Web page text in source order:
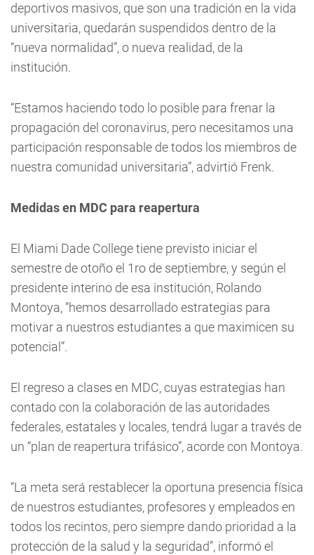
deportivos masivos, que son una tradición en la vida
universitaria, quedarán suspendidos dentro de la
“nueva normalidad”, o nueva realidad, de la
institución.
“Estamos haciendo todo lo posible para frenar la
propagación del coronavirus, pero necesitamos una
participación responsable de todos los miembros de
nuestra comunidad universitaria”, advirtió Frenk.
Medidas en MDC para reapertura
El Miami Dade College tiene previsto iniciar el
semestre de otoño el 1ro de septiembre, y según el
presidente interino de esa institución, Rolando
Montoya, “hemos desarrollado estrategias para
motivar a nuestros estudiantes a que maximicen su
potencial”.
El regreso a clases en MDC, cuyas estrategias han
contado con la colaboración de las autoridades
federales, estatales y locales, tendrá lugar a través de
un “plan de reapertura trifásico”, acorde con Montoya.
“La meta será restablecer la oportuna presencia física
de nuestros estudiantes, profesores y empleados en
todos los recintos, pero siempre dando prioridad a la
protección de la salud y la seguridad”, informó el